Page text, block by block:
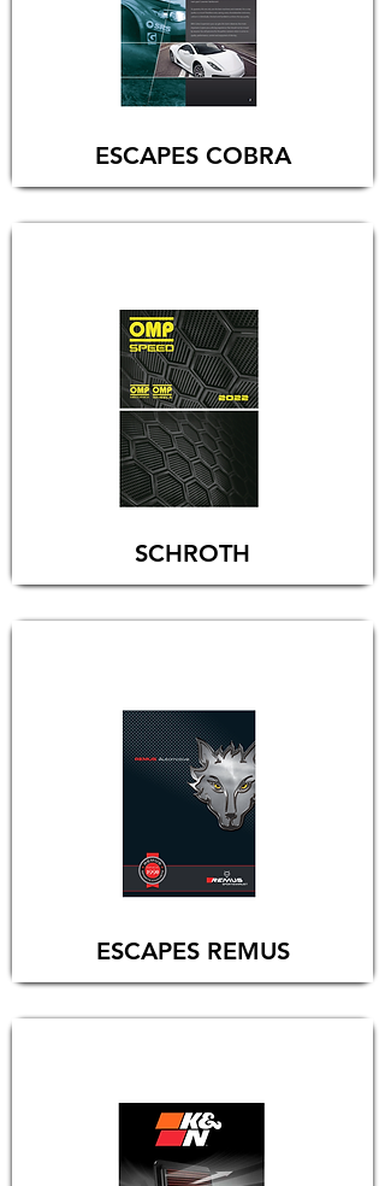
ESCAPES COBRA
SCHROTH
ESCAPES REMUS